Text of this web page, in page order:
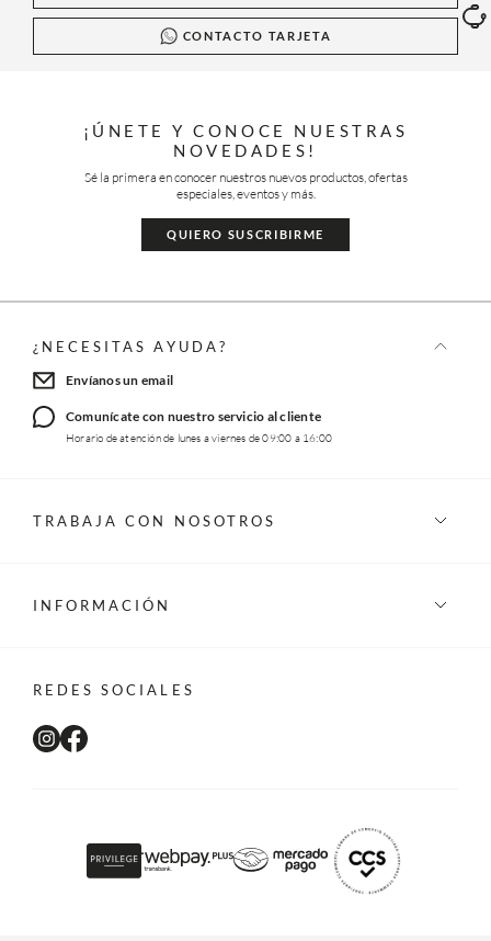
CONTACTO TARJETA
¡ÚNETE Y CONOCE NUESTRAS
NOVEDADES!
Sé la primera en conocer nuestros nuevos productos, ofertas
especiales, eventos y más.
QUIERO SUSCRIBIRME
¿NECESITAS AYUDA?
Envíanos un email
Comunícate con nuestro servicio al cliente
Horario de atención de lunes a viernes de 09:00 a 16:00
TRABAJA CON NOSOTROS
INFORMACIÓN
REDES SOCIALES